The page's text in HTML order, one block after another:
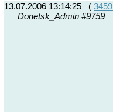
13.07.2006 13:14:25 ( 3459
Donetsk_Admin #9759